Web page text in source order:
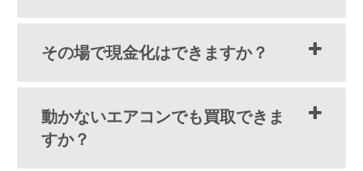
その場で現金化はできますか？
動かないエアコンでも買取できま
すか？